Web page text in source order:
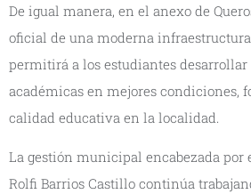
De igual manera, en el anexo de
oficial de una moderna
permitirá a los estudiantes
académicas en mejores condiciones,
calidad educativa en la localidad.
La gestión municipal encabezada
Rolfi Barrios Castillo continúa